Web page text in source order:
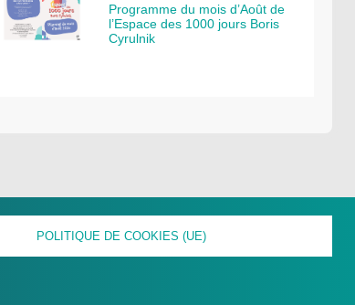
Programme du mois d’Août de
l’Espace des 1000 jours Boris
Cyrulnik
POLITIQUE DE COOKIES (UE)